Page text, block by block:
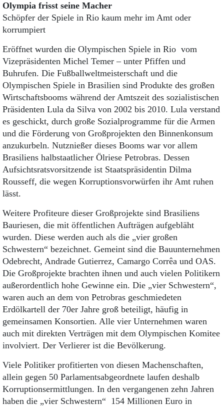
Olympia frisst seine Macher
Schöpfer der Spiele in Rio kaum mehr im Amt oder
korrumpiert
Eröffnet wurden die Olympischen Spiele in Rio vom
Vizepräsidenten Michel Temer – unter Pfiffen und
Buhrufen. Die Fußballweltmeisterschaft und die
Olympischen Spiele in Brasilien sind Produkte des großen
Wirtschaftsbooms während der Amtszeit des sozialistischen
Präsidenten Lula da Silva von 2002 bis 2010. Lula verstand
es geschickt, durch große Sozialprogramme für die Armen
und die Förderung von Großprojekten den Binnenkonsum
anzukurbeln. Nutznießer dieses Booms war vor allem
Brasiliens halbstaatlicher Ölriese Petrobras. Dessen
Aufsichtsratsvorsitzende ist Staatspräsidentin Dilma
Rousseff, die wegen Korruptionsvorwürfen ihr Amt ruhen
lässt.
Weitere Profiteure dieser Großprojekte sind Brasiliens
Bauriesen, die mit öffentlichen Aufträgen aufgebläht
wurden. Diese werden auch als die „vier großen
Schwestern“ bezeichnet. Gemeint sind die Bauunternehmen
Odebrecht, Andrade Gutierrez, Camargo Corrêa und OAS.
Die Großprojekte brachten ihnen und auch vielen Politikern
außerordentlich hohe Gewinne ein. Die „vier Schwestern“,
waren auch an dem von Petrobras geschmiedeten
Erdölkartell der 70er Jahre groß beteiligt, häufig in
gemeinsamen Konsortien. Alle vier Unternehmen waren
auch mit direkten Verträgen mit dem Olympischen Komitee
involviert. Der Verlierer ist die Bevölkerung.
Viele Politiker profitierten von diesen Machenschaften,
allein gegen 50 Parlamentsabgeordnete laufen deshalb
Korruptionsermittlungen. In den vergangenen zehn Jahren
haben die „vier Schwestern“ 154 Millionen Euro in